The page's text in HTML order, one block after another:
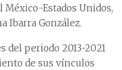
Estados Unidos,
Ibarra González.
del periodo 2013-2021
de sus vínculos